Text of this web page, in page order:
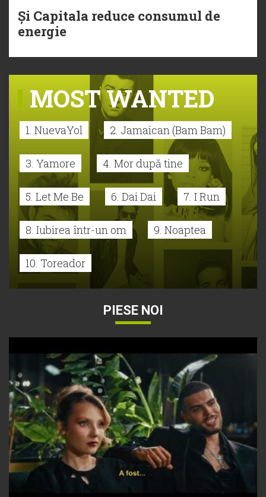
Și Capitala reduce consumul de
energie
MOST WANTED
1. NuevaYol 2. Jamaican (Bam Bam)
3. Yamore 4. Mor după tine
5. Let Me Be 6. Dai Dai 7. I Run
8. Iubirea într-un om 9. Noaptea
10. Toreador
PIESE NOI